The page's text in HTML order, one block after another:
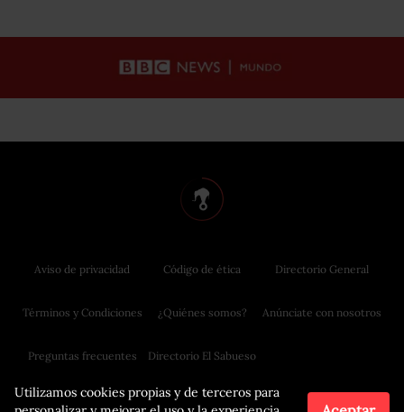
Utilizamos cookies propias y de terceros para
Aviso de privacidad
Términos y Condiciones
Preguntas frecuentes
Código de ética
¿Quiénes somos?
Directorio El Sabueso
Directorio General
Anúnciate con nosotros